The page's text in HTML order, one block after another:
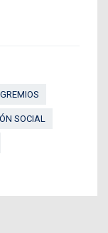
GREMIOS
SOCIAL